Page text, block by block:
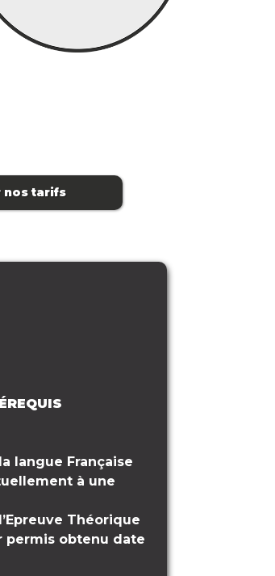
nos tarifs
langue Française
à une
Théorique
permis obtenu date